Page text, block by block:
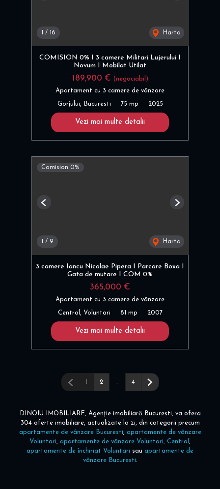
/ 16 Harta
COMISION 0% I 3 camere Militari Lujerului I
Novum I Mobilat Utilat
189,900 € (negociabil)
Apartament cu 3 camere de vânzare
Gorjului, Bucuresti 75 mp 2025
Vezi mai multe detalii
Comision 0%
1 / 9 Harta
Previous Next
3 camere Iancu Nicolae Pipera I Parcare Boxa I
Gata de mutare I COM 0%
365,000 €
Apartament cu 3 camere de vânzare
Central, Voluntari 81 mp 2007
Vezi mai multe detalii
Pagina anterioară
1 2 ... 4 Pagina următoare
DINOIU IMOBILIARE, Agenție imobiliară Bucuresti, va ofera
304 oferte imobiliare, actualizate la zi, din categorii precum
apartamente de vânzare Bucuresti, apartamente de vânzare
Voluntari, apartamente de vânzare Voluntari, Central ,
apartamente de închiriat Voluntari sau apartamente de
vânzare Bucuresti.